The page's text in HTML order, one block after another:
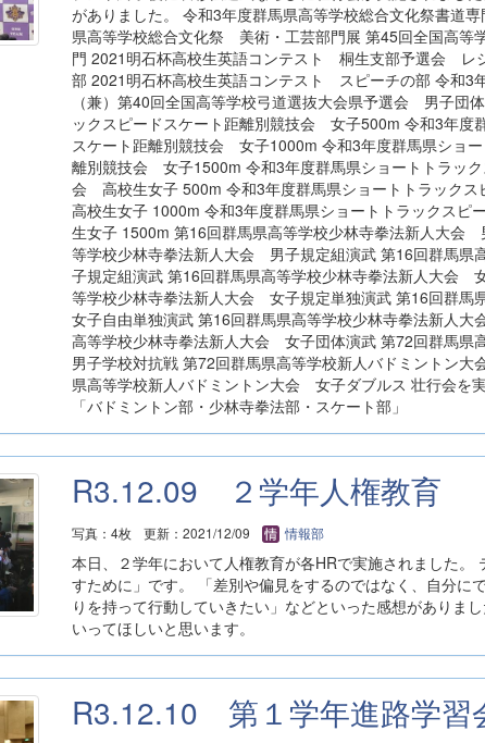
がありました。 令和3年度群馬県高等学校総合文化祭書道
県高等学校総合文化祭 美術・工芸部門展 第45回全国高
門 2021明石杯高校生英語コンテスト 桐生支部予選会 レ
部 2021明石杯高校生英語コンテスト スピーチの部 令和3
（兼）第40回全国高等学校弓道選抜大会県予選会 男子団
ックスピードスケート距離別競技会 女子500m 令和3年度
スケート距離別競技会 女子1000m 令和3年度群馬県ショ
離別競技会 女子1500m 令和3年度群馬県ショートトラッ
会 高校生女子 500m 令和3年度群馬県ショートトラック
高校生女子 1000m 令和3年度群馬県ショートトラックス
生女子 1500m 第16回群馬県高等学校少林寺拳法新人大会
等学校少林寺拳法新人大会 男子規定組演武 第16回群馬
子規定組演武 第16回群馬県高等学校少林寺拳法新人大会
等学校少林寺拳法新人大会 女子規定単独演武 第16回群馬
女子自由単独演武 第16回群馬県高等学校少林寺拳法新人
高等学校少林寺拳法新人大会 女子団体演武 第72回群馬県
男子学校対抗戦 第72回群馬県高等学校新人バドミントン
県高等学校新人バドミントン大会 女子ダブルス 壮行会を
「バドミントン部・少林寺拳法部・スケート部」
R3.12.09 ２学年人権教育
写真：4枚 更新：2021/12/09 情報部
本日、２学年において人権教育が各HRで実施されました。
すために」です。 「差別や偏見をするのではなく、自分に
りを持って行動していきたい」などといった感想がありま
いってほしいと思います。
R3.12.10 第１学年進路学習